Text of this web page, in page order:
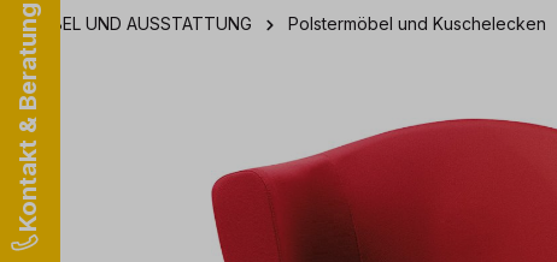
Kontakt & Beratung
MÖBEL UND AUSSTATTUNG Polstermöbel und Kuschelecken
Bildergalerie überspringen